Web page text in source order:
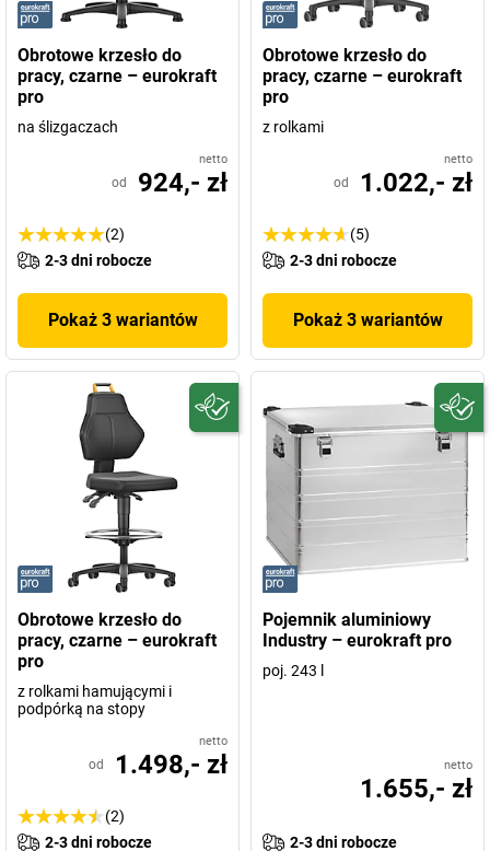
Obrotowe krzesło do
pracy, czarne – eurokraft
pro
na ślizgaczach
netto
od 924,- zł
(2)
2-3 dni robocze
Pokaż 3 wariantów
Obrotowe krzesło do
pracy, czarne – eurokraft
pro
z rolkami
netto
od 1.022,- zł
(5)
2-3 dni robocze
Pokaż 3 wariantów
Obrotowe krzesło do
pracy, czarne – eurokraft
pro
z rolkami hamującymi i
podpórką na stopy
netto
od 1.498,- zł
(2)
2-3 dni robocze
Pojemnik aluminiowy
Industry – eurokraft pro
poj. 243 l
netto
1.655,- zł
2-3 dni robocze